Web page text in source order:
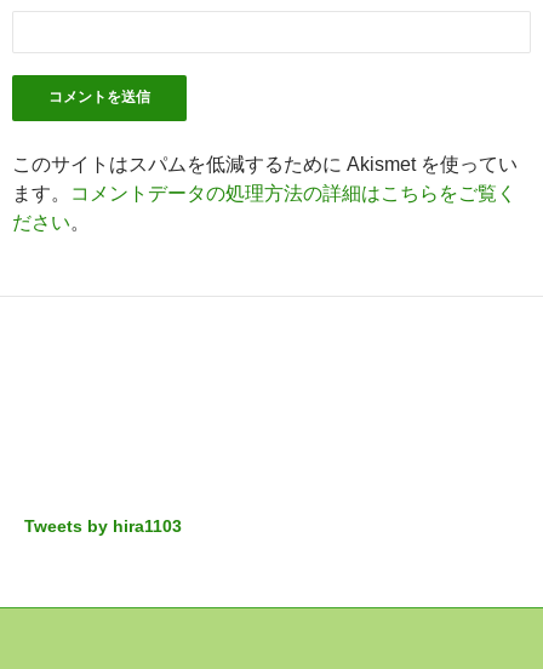
このサイトはスパムを低減するために Akismet を使ってい
ます。
コメントデータの処理方法の詳細はこちらをご覧く
ださい。
Tweets by hira1103